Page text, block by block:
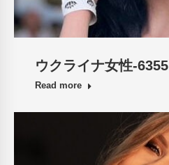
ウクライナ女性-6355
Read more